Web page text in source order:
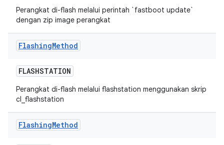
Perangkat di-flash melalui perintah `fastboot update`
dengan zip image perangkat
FlashingMethod
FLASHSTATION
Perangkat di-flash melalui flashstation menggunakan skrip
cl_flashstation
FlashingMethod